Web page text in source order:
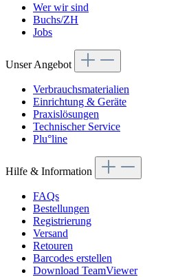
Wer wir sind
Buchs/ZH
Jobs
Unser Angebot
Verbrauchsmaterialien
Einrichtung & Geräte
Praxislösungen
Technischer Service
Plu°line
Hilfe & Information
FAQs
Bestellungen
Registrierung
Versand
Retouren
Barcodes erstellen
Download TeamViewer